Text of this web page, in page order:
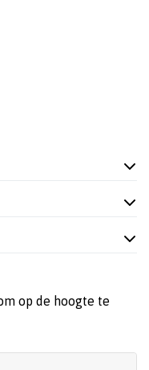
op de hoogte te